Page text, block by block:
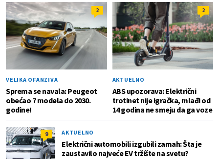
2
VELIKA OFANZIVA
Sprema se navala: Peugeot
obećao 7 modela do 2030.
godine!
2
AKTUELNO
ABS upozorava: Električni
trotinet nije igračka, mlađi od
14 godina ne smeju da ga voze
9 AKTUELNO
Električni automobili izgubili zamah: Šta je
zaustavilo najveće EV tržište na svetu?